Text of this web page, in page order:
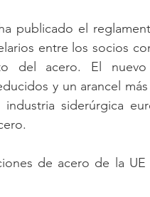
publicado el
entre los socios
del acero. El
y un arancel
siderúrgica
de acero de la